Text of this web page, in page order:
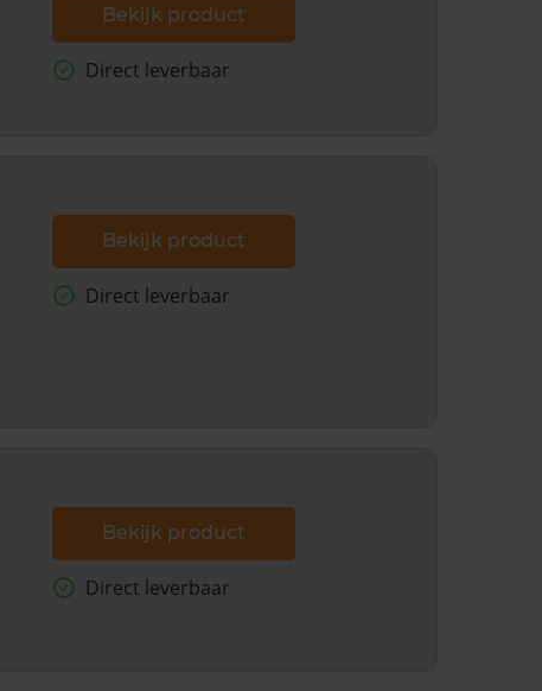
Bekijk product
Direct leverbaar
Bekijk product
Direct leverbaar
Bekijk product
Direct leverbaar